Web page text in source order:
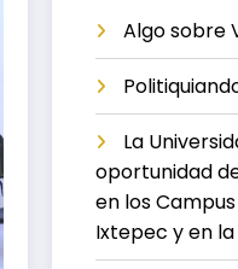
Algo sobre
La
oportunidad
en los
Ixtepec y en